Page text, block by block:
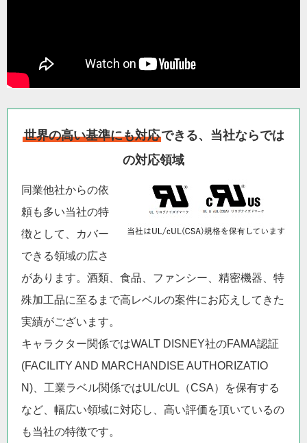
世界の高い基準にも対応できる、当社ならでは
の対応領域
同業他社からの依
頼も多い当社の特
徴として、カバー
できる領域の広さ
があります。酒類、食品、ファンシー、精密機器、特
殊加工品に至るまで高レベルの案件にお応えしてきた
実績がございます。
キャラクター関係ではWALT DISNEY社のFAMA認証
(FACILITY AND MARCHANDISE AUTHORIZATIO
N)、工業ラベル関係ではUL/cUL（CSA）を保有する
など、幅広い領域に対応し、高い評価を頂いているの
も当社の特徴です。